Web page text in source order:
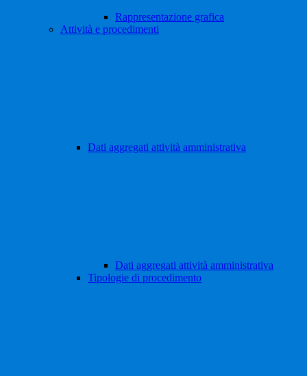
Rappresentazione grafica
Attività e procedimenti
Dati aggregati attività amministrativa
Dati aggregati attività amministrativa
Tipologie di procedimento